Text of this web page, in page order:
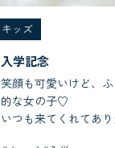
キッズ
入学記念
笑顔も可愛いけど、
的な女の子♡
いつも来てくれてあ